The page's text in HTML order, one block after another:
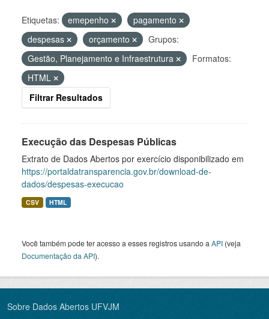
Etiquetas: emepenho
pagamento
despesas
orçamento
Grupos:
Gestão, Planejamento e Infraestrutura
Formatos:
HTML
Filtrar Resultados
Execução das Despesas Públicas
Extrato de Dados Abertos por exercício disponibilizado em
https://portaldatransparencia.gov.br/download-de-
dados/despesas-execucao
CSV HTML
Você também pode ter acesso a esses registros usando a API (veja
Documentação da API).
Sobre Dados Abertos UFVJM